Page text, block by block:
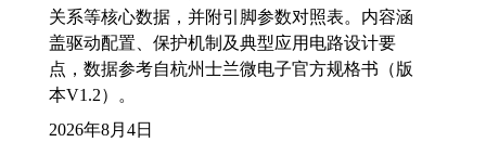
关系等核心数据，并附引脚参数对照表。内容涵
盖驱动配置、保护机制及典型应用电路设计要
点，数据参考自杭州士兰微电子官方规格书（版
本V1.2）。
2026年8月4日